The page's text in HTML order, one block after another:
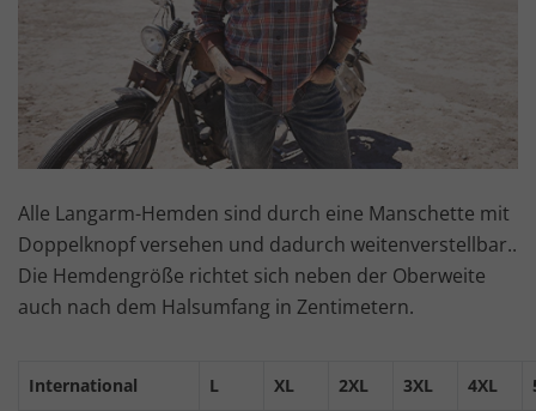
Alle Langarm-Hemden sind durch eine Manschette mit
Doppelknopf versehen und dadurch weitenverstellbar..
Die Hemdengröße richtet sich neben der Oberweite
auch nach dem Halsumfang in Zentimetern.
International L XL 2XL 3XL 4XL